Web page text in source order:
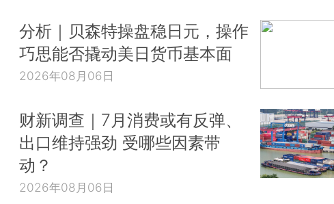
分析｜贝森特操盘稳日元，操作
巧思能否撬动美日货币基本面
2026年08月06日
财新调查｜7月消费或有反弹、
出口维持强劲 受哪些因素带
动？
2026年08月06日